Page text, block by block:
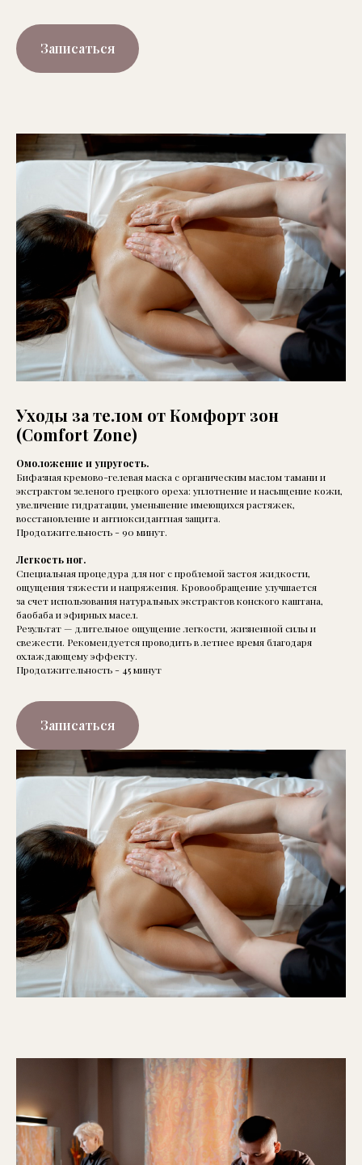
Записаться
Уходы за телом от Комфорт зон
(Comfort Zone)
Омоложение и упругость.
Бифазная кремово-гелевая маска с органическим маслом тамани и
экстрактом зеленого грецкого ореха: уплотнение и насыщение кожи,
увеличение гидратации, уменьшение имеющихся растяжек,
восстановление и антиоксидантная защита.
Продолжительность - 90 минут.
Легкость ног.
Специальная процедура для ног с проблемой застоя жидкости,
ощущения тяжести и напряжения. Кровообращение улучшается
за счет использования натуральных экстрактов конского каштана,
баобаба и эфирных масел.
Результат — длительное ощущение легкости, жизненной силы и
свежести. Рекомендуется проводить в летнее время благодаря
охлаждающему эффекту.
Продолжительность - 45 минут
Записаться